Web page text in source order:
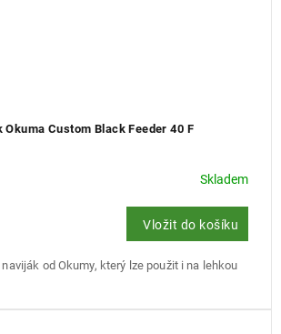
Okuma Custom Black Feeder 40 F
Skladem
Vložit do košíku
od Okumy, který lze použit i na lehkou